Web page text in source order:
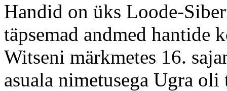
Handid on üks Loode-
täpsemad andmed hantide
Witseni märkmetes 16.
asuala nimetusega Ugra